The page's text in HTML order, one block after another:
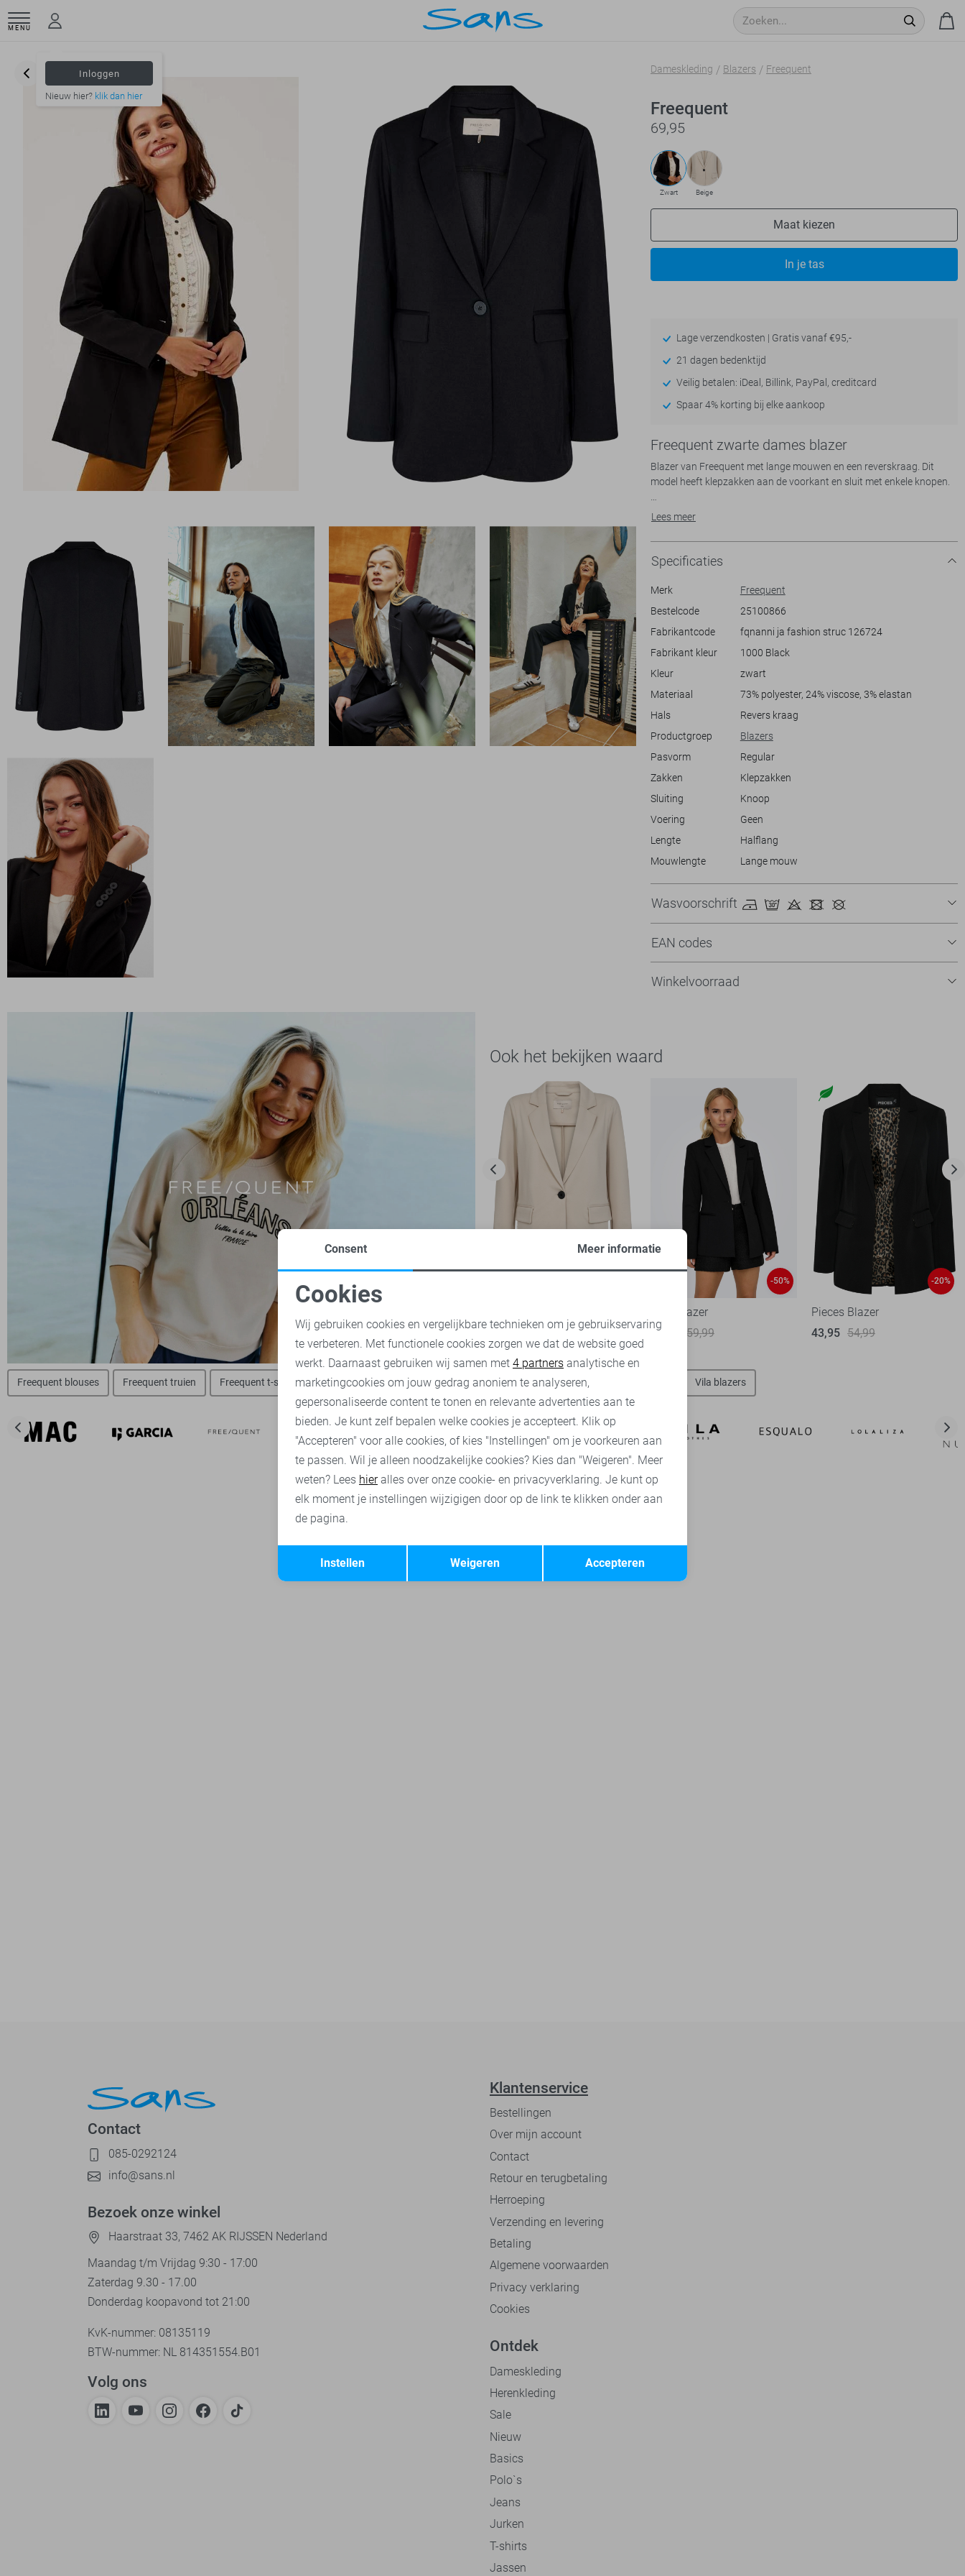
MENU
Inloggen
Nieuw hier? klik dan hier
Dameskleding Blazers Freequent
Freequent
69,95
Zwart Beige
Maat kiezen
In je tas
Lage verzendkosten | Gratis vanaf €95,-
21 dagen bedenktijd
Veilig betalen: iDeal, Billink, PayPal, creditcard
Spaar 4% korting bij elke aankoop
Freequent zwarte dames blazer
Blazer van Freequent met lange mouwen en een reverskraag. Dit
model heeft klepzakken aan de voorkant en sluit met enkele knopen.
Door lichtinval kan de kleur anders lijken in kunstlicht dan in natuurlijk
Lees meer
Specificaties
Merk
Freequent
Bestelcode
25100866
Fabrikantcode
fqnanni ja fashion struc 126724
Fabrikant kleur
1000 Black
Kleur
zwart
Materiaal
73% polyester, 24% viscose, 3% elastan
Hals
Revers kraag
Productgroep
Blazers
Pasvorm
Regular
Zakken
Klepzakken
Sluiting
Knoop
Voering
Geen
Lengte
Halflang
Mouwlengte
Lange mouw
Wasvoorschrift
EAN codes
Winkelvoorraad
Ook het bekijken waard
69,95
-50%
Only Blazer
30,00
59,99
-20%
Pieces Blazer
43,95 54,99
Freequent blouses Freequent truien Freequent t-shirts Freequent vesten Pieces blazers Only blazers Vero Moda blazers Vila blazers
Contact
085-0292124
info@sans.nl
Bezoek onze winkel
Haarstraat 33, 7462 AK RIJSSEN Nederland
Maandag t/m Vrijdag 9:30 - 17:00
Zaterdag 9.30 - 17.00
Donderdag koopavond tot 21:00
KvK-nummer: 08135119
BTW-nummer: NL 814351554.B01
Volg ons
Klantenservice
Bestellingen
Over mijn account
Contact
Retour en terugbetaling
Herroeping
Verzending en levering
Betaling
Algemene voorwaarden
Privacy verklaring
Cookies
Ontdek
Dameskleding
Herenkleding
Sale
Nieuw
Basics
Polo`s
Jeans
Jurken
T-shirts
Jassen
Noodzakelijke cookies
Analytische cookies Marketing cookies
Terug Opslaan
Consent Meer informatie
Cookies
Wij gebruiken cookies en vergelijkbare technieken om je gebruikservaring
te verbeteren. Met functionele cookies zorgen we dat de website goed
werkt. Daarnaast gebruiken wij samen met 4 partners analytische en
marketingcookies om jouw gedrag anoniem te analyseren,
gepersonaliseerde content te tonen en relevante advertenties aan te
bieden. Je kunt zelf bepalen welke cookies je accepteert. Klik op
"Accepteren" voor alle cookies, of kies "Instellingen" om je voorkeuren aan
te passen. Wil je alleen noodzakelijke cookies? Kies dan "Weigeren". Meer
weten? Lees hieralles over onze cookie- en privacyverklaring. Je kunt op
elk moment je instellingen wijzigigen door op de link te klikken onder aan
de pagina.
Accepteren
Weigeren
Instellen